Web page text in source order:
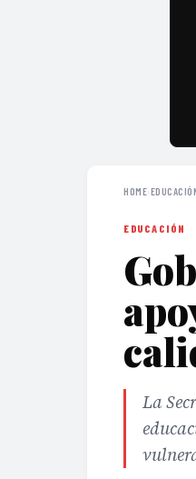
HOME›
EDUCACIÓN
La